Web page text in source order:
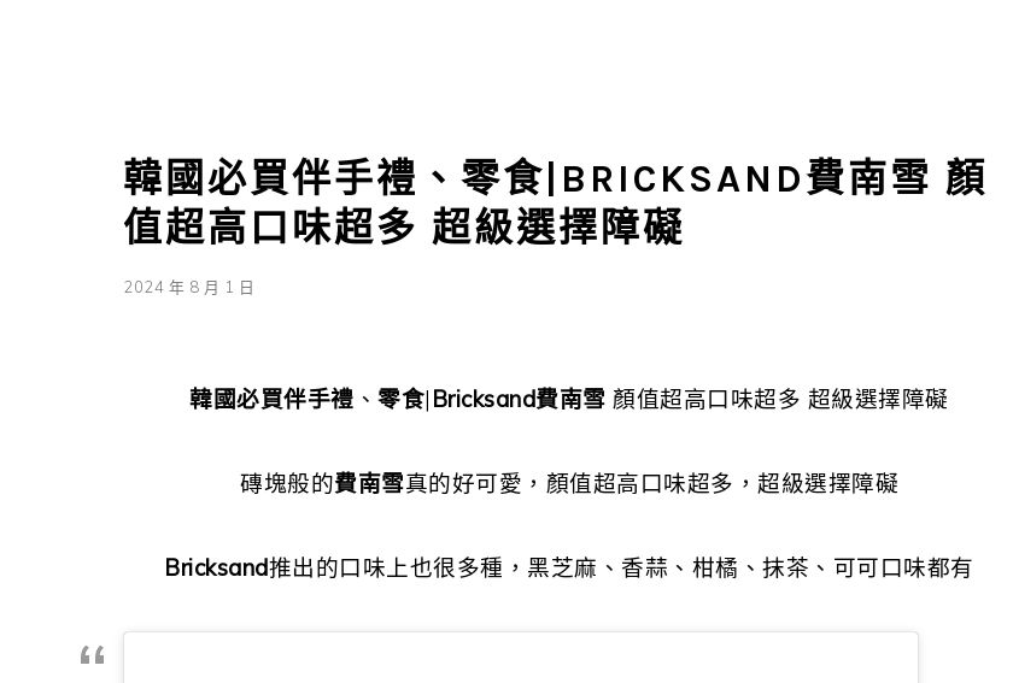
韓國必買伴手禮、零食|BRICKSAND費南雪 顏
值超高口味超多 超級選擇障礙
2024 年 8 月 1 日
韓國必買伴手禮 、零食| Bricksand費南雪 顏值超高口味超多 超級選擇障礙
磚塊般的費南雪真的好可愛，顏值超高口味超多，超級選擇障礙
Bricksand推出的口味上也很多種，黑芝麻、香蒜、柑橘、抹茶、可可口味都有